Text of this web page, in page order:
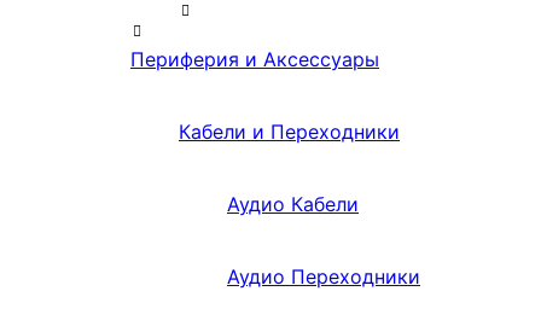
Периферия и Аксессуары
Кабели и Переходники
Аудио Кабели
Аудио Переходники